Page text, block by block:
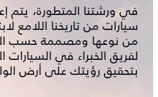
في ورشتنا المتطورة، يتم
سيارات من تاريخنا اللامع
من نوعها ومصممة حسب
لفريق الخبراء في السيارات
بتحقيق رؤيتك على أرض